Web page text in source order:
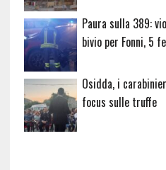
Paura sulla 389:
bivio per Fonni, 5
Osidda, i
focus sulle truffe